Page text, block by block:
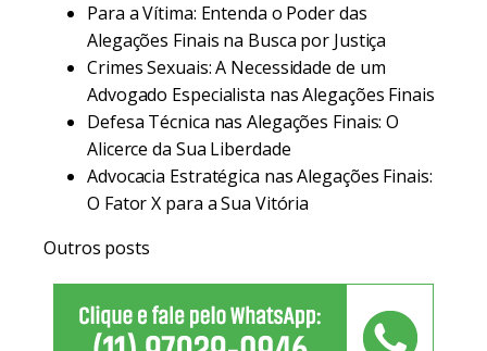
Para a Vítima: Entenda o Poder das
Alegações Finais na Busca por Justiça
Crimes Sexuais: A Necessidade de um
Advogado Especialista nas Alegações Finais
Defesa Técnica nas Alegações Finais: O
Alicerce da Sua Liberdade
Advocacia Estratégica nas Alegações Finais:
O Fator X para a Sua Vitória
Outros posts